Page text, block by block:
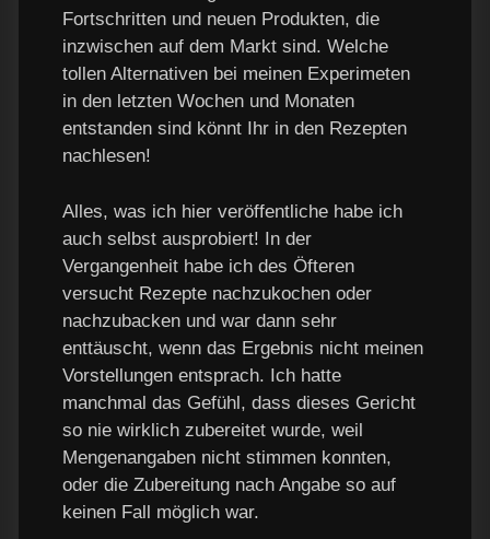
Fortschritten und neuen Produkten, die
inzwischen auf dem Markt sind. Welche
tollen Alternativen bei meinen Experimeten
in den letzten Wochen und Monaten
entstanden sind könnt Ihr in den Rezepten
nachlesen!
Alles, was ich hier veröffentliche habe ich
auch selbst ausprobiert! In der
Vergangenheit habe ich des Öfteren
versucht Rezepte nachzukochen oder
nachzubacken und war dann sehr
enttäuscht, wenn das Ergebnis nicht meinen
Vorstellungen entsprach. Ich hatte
manchmal das Gefühl, dass dieses Gericht
so nie wirklich zubereitet wurde, weil
Mengenangaben nicht stimmen konnten,
oder die Zubereitung nach Angabe so auf
keinen Fall möglich war.